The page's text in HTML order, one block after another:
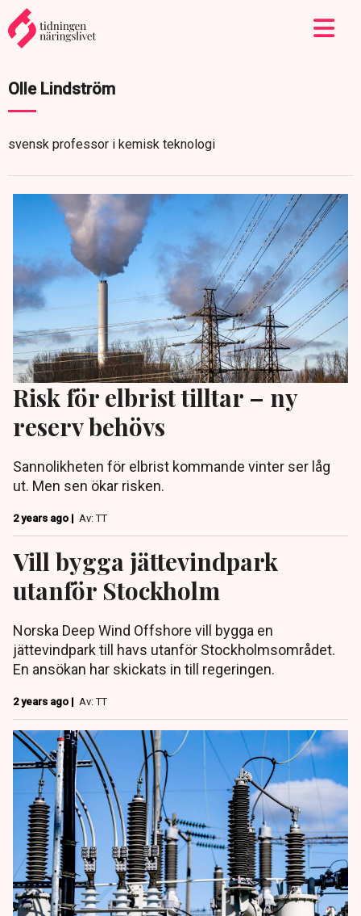
Olle Lindström
svensk professor i kemisk teknologi
Risk för elbrist tilltar – ny
reserv behövs
Sannolikheten för elbrist kommande vinter ser låg
ut. Men sen ökar risken.
2 years ago | Av: TT
Vill bygga jättevindpark
utanför Stockholm
Norska Deep Wind Offshore vill bygga en
jättevindpark till havs utanför Stockholmsområdet.
En ansökan har skickats in till regeringen.
2 years ago | Av: TT